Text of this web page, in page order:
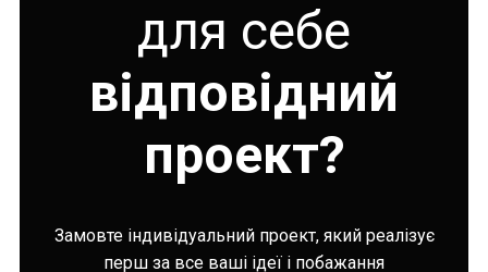
для себе
відповідний
проект?
Замовте індивідуальний проект, який реалізує
перш за все ваші ідеї і побажання